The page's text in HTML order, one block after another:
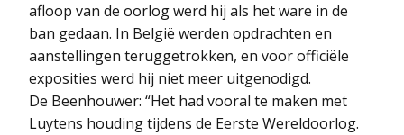
afloop van de oorlog werd hij als het ware in de
ban gedaan. In België werden opdrachten en
aanstellingen teruggetrokken, en voor officiële
exposities werd hij niet meer uitgenodigd.
De Beenhouwer: “Het had vooral te maken met
Luytens houding tijdens de Eerste Wereldoorlog.